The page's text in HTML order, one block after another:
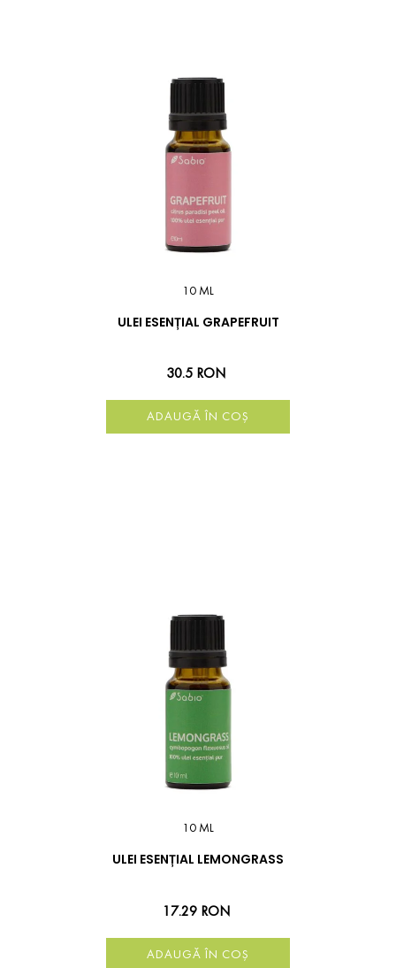
10 ML
ULEI ESENȚIAL GRAPEFRUIT
30.5 RON
ADAUGĂ ÎN COȘ
10 ML
ULEI ESENȚIAL LEMONGRASS
17.29 RON
ADAUGĂ ÎN COȘ